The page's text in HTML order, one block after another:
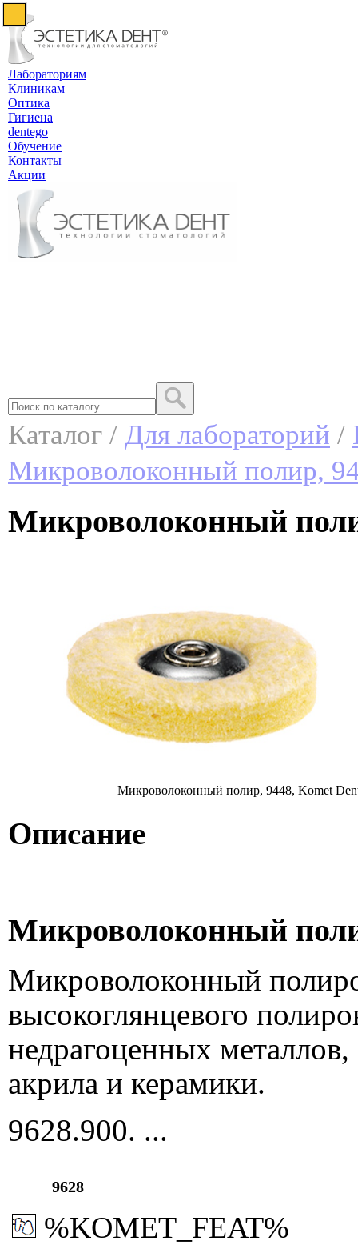
Лабораториям
Клиникам
Оптика
Гигиена
dentego
Обучение
Контакты
Акции
Каталог / Для лабораторий /
Микроволоконный полир,
Микроволоконный
Микроволоконный полир, 9448, Komet
Описание
Микроволоконный
Микроволоконный
высокоглянцевого
недрагоценных металлов,
акрила и керамики.
9628.900. ...
9628
%KOMET_FEAT%